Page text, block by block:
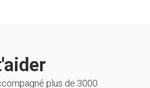
plus de 3000.